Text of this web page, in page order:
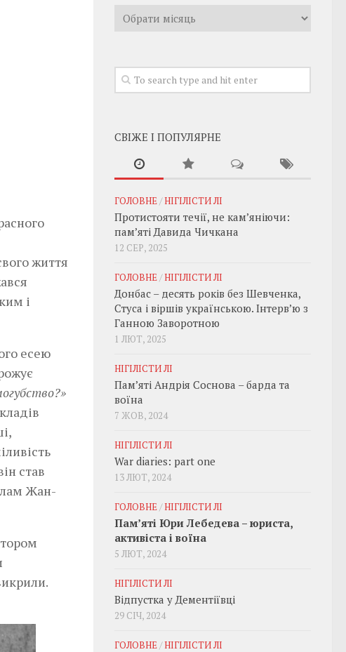
життя
і
есею
став
Жан-
Архивы
СВІЖЕ І ПОПУЛЯРНЕ
ГОЛОВНЕ/НІГІЛІСТИ ЛІ
Протистояти течії, не кам’яніючи:
пам’яті Давида Чичкана
12 СЕР, 2025
ГОЛОВНЕ/НІГІЛІСТИ ЛІ
Донбас – десять років без Шевченка,
Стуса і віршів українською. Інтерв’ю з
Ганною Заворотною
1 ЛЮТ, 2025
НІГІЛІСТИ ЛІ
Пам’яті Андрія Соснова – барда та
воїна
7 ЖОВ, 2024
НІГІЛІСТИ ЛІ
War diaries: part one
13 ЛЮТ, 2024
ГОЛОВНЕ/НІГІЛІСТИ ЛІ
Пам’яті Юри Лебедева – юриста,
активіста і воїна
5 ЛЮТ, 2024
НІГІЛІСТИ ЛІ
Відпустка у Дементіївці
29 СІЧ, 2024
ГОЛОВНЕ/НІГІЛІСТИ ЛІ